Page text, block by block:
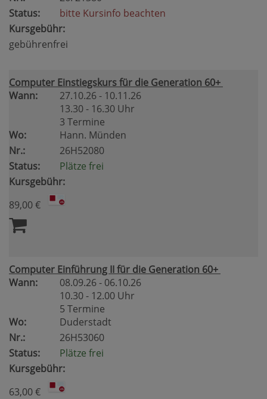
Status:
bitte Kursinfo beachten
Kursgebühr:
gebührenfrei
Computer Einstiegskurs für die Generation 60+
Wann:
27.10.26 - 10.11.26
13.30 - 16.30 Uhr
3 Termine
Wo:
Hann. Münden
Nr.:
26H52080
Status:
Plätze frei
Kursgebühr:
89,00 €
Computer Einführung II für die Generation 60+
Wann:
08.09.26 - 06.10.26
10.30 - 12.00 Uhr
5 Termine
Wo:
Duderstadt
Nr.:
26H53060
Status:
Plätze frei
Kursgebühr:
63,00 €